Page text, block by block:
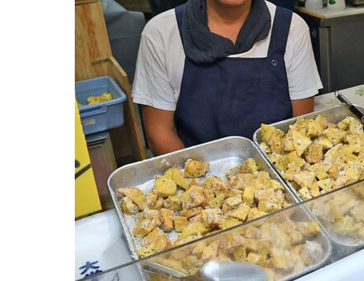
パワースポット
まつり・イベント
おみやげ・特産
道の駅・産直
アウトドア・レジャー
ご当地グルメ